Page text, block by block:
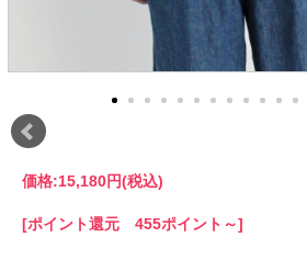
ご利用について
実店舗のご案内
10%OFFクーポンプレゼント中!
価格:15,180円(税込)
[ポイント還元 455ポイント～]